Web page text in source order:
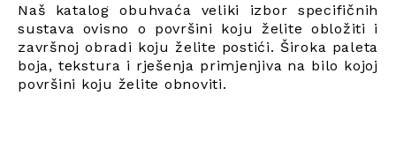
Naš katalog obuhvaća veliki izbor specifičnih
sustava ovisno o površini koju želite obložiti i
završnoj obradi koju želite postići. Široka paleta
boja, tekstura i rješenja primjenjiva na bilo kojoj
površini koju želite obnoviti.